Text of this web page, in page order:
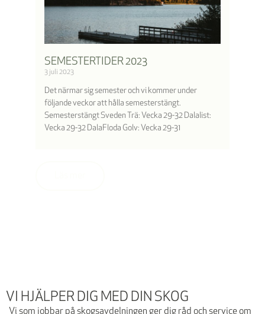
SEMESTERTIDER 2023
3 juli 2023
Det närmar sig semester och vi kommer under
följande veckor att hålla semesterstängt.
Semesterstängt Sveden Trä: Vecka 29-32 Dalalist:
Vecka 29-32 DalaFloda Golv: Vecka 29-31
VI HJÄLPER DIG MED DIN SKOG
Vi som jobbar på skogsavdelningen ger dig råd och service om